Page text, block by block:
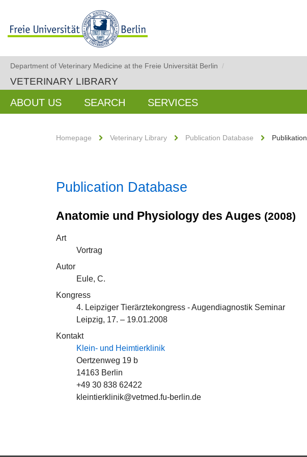
Department of Veterinary Medicine at the Freie Universität Berlin /
VETERINARY LIBRARY
ABOUT US SEARCH SERVICES
Homepage Veterinary Library Publication Database Publikation
Publication Database
Anatomie und Physiology des Auges (2008)
Art
Vortrag
Autor
Eule, C.
Kongress
4. Leipziger Tierärztekongress - Augendiagnostik Seminar
Leipzig, 17. – 19.01.2008
Kontakt
Klein- und Heimtierklinik
Oertzenweg 19 b
14163 Berlin
+49 30 838 62422
kleintierklinik@vetmed.fu-berlin.de